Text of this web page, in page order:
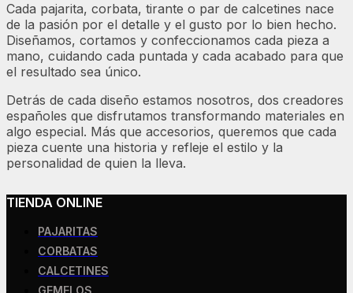
Cada pajarita, corbata, tirante o par de calcetines nace
de la pasión por el detalle y el gusto por lo bien hecho.
Diseñamos, cortamos y confeccionamos cada pieza a
mano, cuidando cada puntada y cada acabado para que
el resultado sea único.
Detrás de cada diseño estamos nosotros, dos creadores
españoles que disfrutamos transformando materiales en
algo especial. Más que accesorios, queremos que cada
pieza cuente una historia y refleje el estilo y la
personalidad de quien la lleva.
TIENDA ONLINE
PAJARITAS
CORBATAS
CALCETINES
GEMELOS